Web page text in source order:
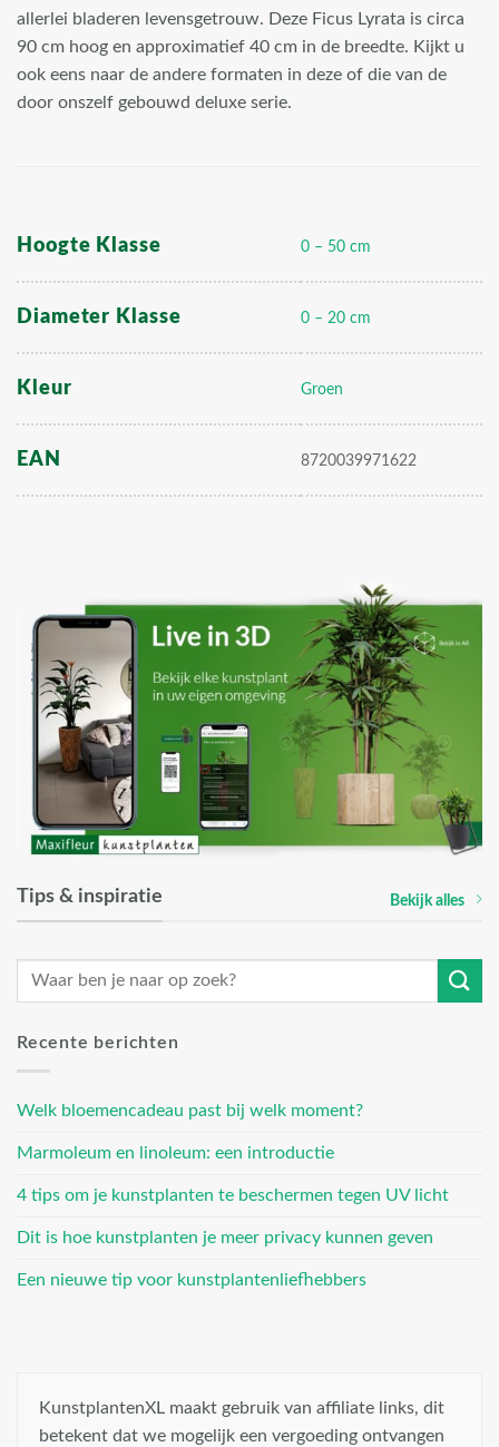
allerlei bladeren levensgetrouw. Deze Ficus Lyrata is circa
90 cm hoog en approximatief 40 cm in de breedte. Kijkt u
ook eens naar de andere formaten in deze of die van de
door onszelf gebouwd deluxe serie.
Hoogte Klasse 0 – 50 cm
Diameter Klasse 0 – 20 cm
Kleur Groen
EAN 8720039971622
Tips & inspiratie Bekijk alles
Recente berichten
Welk bloemencadeau past bij welk moment?
Marmoleum en linoleum: een introductie
4 tips om je kunstplanten te beschermen tegen UV licht
Dit is hoe kunstplanten je meer privacy kunnen geven
Een nieuwe tip voor kunstplantenliefhebbers
KunstplantenXL maakt gebruik van affiliate links, dit
betekent dat we mogelijk een vergoeding ontvangen